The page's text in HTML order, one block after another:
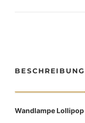
l
n
e
BESCHREIBUNG
Wandlampe Lollipop